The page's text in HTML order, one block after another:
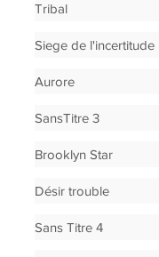
Tribal
Siege de l'incertitude
Aurore
SansTitre 3
Brooklyn Star
Désir trouble
Sans Titre 4